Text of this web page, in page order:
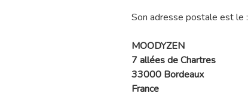
Son adresse postale est le :
MOODYZEN
7 allées de Chartres
33000 Bordeaux
France